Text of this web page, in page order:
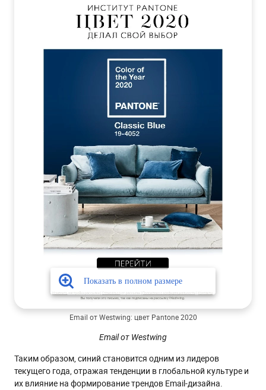
Email от Westwing: цвет Pantone 2020
Email от Westwing
Таким образом, синий становится одним из лидеров
текущего года, отражая тенденции в глобальной культуре и
их влияние на формирование трендов Email-дизайна.